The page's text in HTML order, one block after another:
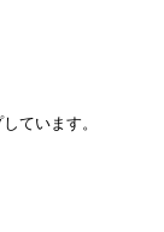
ています。